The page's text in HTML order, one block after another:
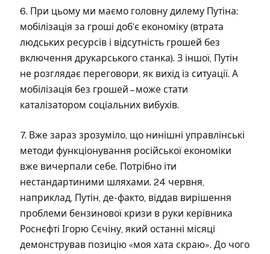
6. При цьому ми маємо головну дилему Путіна:
мобілізація за гроші добʼє економіку (втрата
людських ресурсів і відсутність грошей без
включення друкарського станка). З іншої, Путін
не розглядає переговори, як вихід із ситуації. А
мобілізація без грошей – може стати
каталізатором соціальних вибухів.
7. Вже зараз зрозуміло, що нинішні управлінські
методи функціонування російської економіки
вже вичерпали себе. Потрібно іти
нестандартиними шляхами. 24 червня,
наприклад, Путін, де-факто, віддав вирішення
проблеми бензинової кризи в руки керівника
Роснєфті Ігорю Сєчіну, який останні місяці
демонстрував позицію «моя хата скраю». До чого